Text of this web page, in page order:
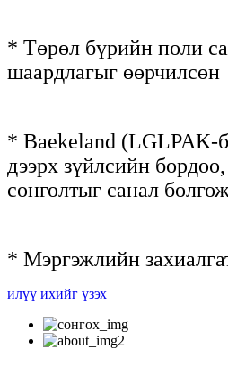
* Төрөл бүрийн поли
шаардлагыг өөрчилсөн
* Baekeland (LGLPAK-
дээрх зүйлсийн
сонголтыг санал
* Мэргэжлийн
илүү ихийг үзэх